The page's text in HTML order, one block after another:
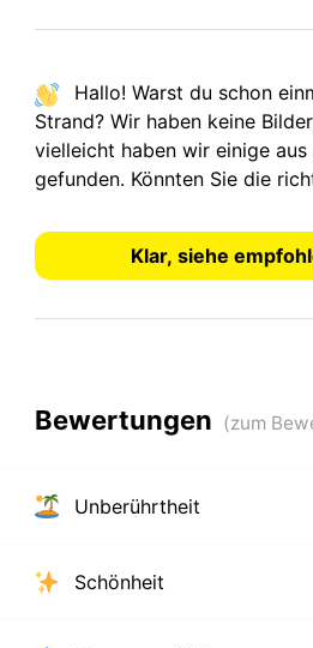
Hallo! Warst du schon
Strand? Wir habenkeine Bilder
vielleicht haben wir einige
gefunden. Könnten Sie die
Klar, siehe
Bewertungen
Unberührtheit
Schönheit